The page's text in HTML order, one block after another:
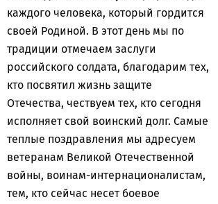
каждого человека, который гордится
своей Родиной. В этот день мы по
традиции отмечаем заслуги
российского солдата, благодарим тех,
кто посвятил жизнь защите
Отечества, чествуем тех, кто сегодня
исполняет свой воинский долг. Самые
теплые поздравления мы адресуем
ветеранам Великой Отечественной
войны, воинам-интернационалистам,
тем, кто сейчас несет боевое